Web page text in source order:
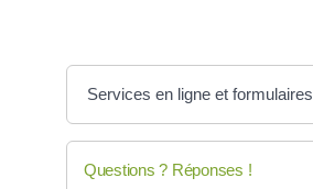
Services en ligne et formulaires
Questions ? Réponses !